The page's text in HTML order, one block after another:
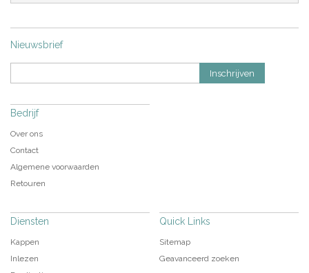
Nieuwsbrief
Inschrijven
Bedrijf
Over ons
Contact
Algemene voorwaarden
Retouren
Diensten
Kappen
Inlezen
Quick Links
Sitemap
Geavanceerd zoeken